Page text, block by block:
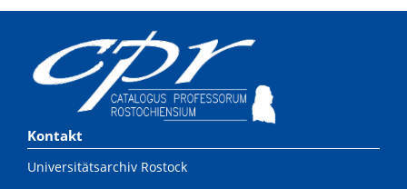
Kontakt
Universitätsarchiv Rostock